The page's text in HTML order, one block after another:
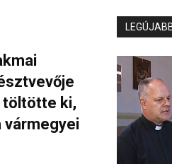
töltötte ki,
vármegyei